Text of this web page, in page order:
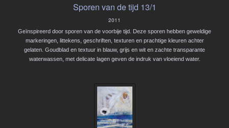
Sporen van de tijd 13/1
2011
Geïnspireerd door sporen van de voorbije tijd. Deze sporen hebben geweldige
markeringen, littekens, geschriften, texturen en prachtige kleuren achter
gelaten. Goudblad en textuur in blauw, grijs en wit en zachte transparante
waterwassen, met delicate lagen geven de indruk van vloeiend water.